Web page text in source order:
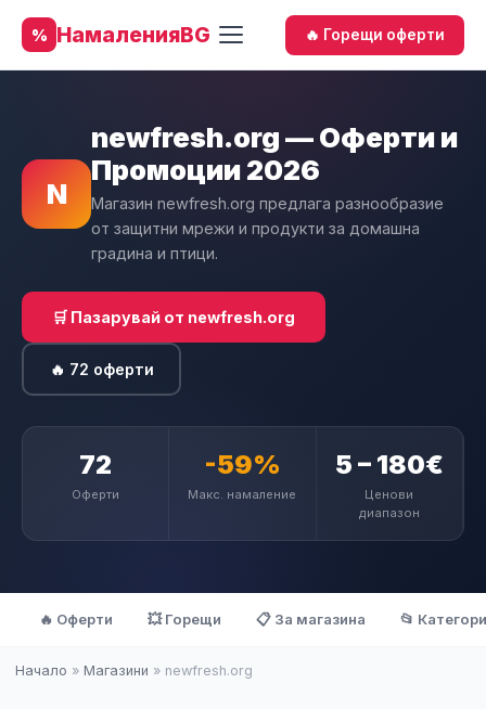
% НамаленияBG 🔥 Горещи оферти
N
newfresh.org — Оферти и
Промоции 2026
Магазин newfresh.org предлага разнообразие
от защитни мрежи и продукти за домашна
градина и птици.
🛒 Пазарувай от newfresh.org
🔥 72 оферти
72
Оферти
-59%
Макс. намаление
5 – 180€
Ценови
диапазон
🔥 Оферти 💥 Горещи 📋 За магазина 📂
Начало » Магазини » newfresh.org